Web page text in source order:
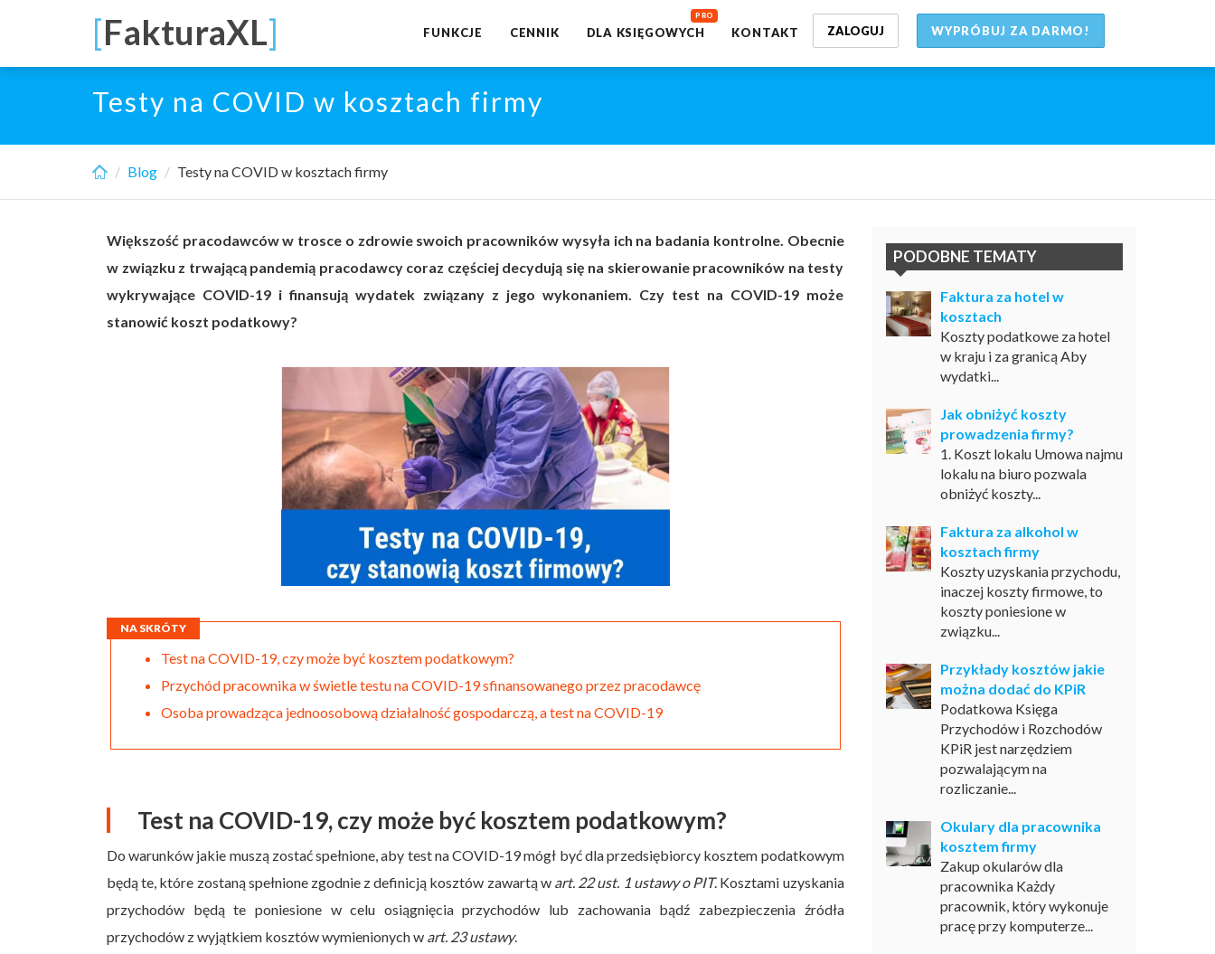
main
[FakturaXL] WYPRÓBUJ ZA DARMO!
ZALOGUJ
FUNKCJE CENNIK DLA KSIĘGOWYCH KONTAKT
Testy na COVID w kosztach firmy
Blog Testy na COVID w kosztach firmy
Większość pracodawców w trosce o zdrowie swoich pracowników wysyła ich na badania kontrolne. Obecnie
w związku z trwającą pandemią pracodawcy coraz częściej decydują się na skierowanie pracowników na testy
wykrywające COVID-19 i finansują wydatek związany z jego wykonaniem. Czy test na COVID-19 może
stanowić koszt podatkowy?
NA SKRÓTY
Test na COVID-19, czy może być kosztem podatkowym?
Przychód pracownika w świetle testu na COVID-19 sfinansowanego przez pracodawcę
Osoba prowadząca jednoosobową działalność gospodarczą, a test na COVID-19
Test na COVID-19, czy może być kosztem podatkowym?
Do warunków jakie muszą zostać spełnione, aby test na COVID-19 mógł być dla przedsiębiorcy kosztem podatkowym
będą te, które zostaną spełnione zgodnie z definicją kosztów zawartą w art. 22 ust. 1 ustawy o PIT. Kosztami uzyskania
przychodów będą te poniesione w celu osiągnięcia przychodów lub zachowania bądź zabezpieczenia źródła
przychodów z wyjątkiem kosztów wymienionych w art. 23 ustawy.
PODOBNE TEMATY
Faktura za hotel w
kosztach
Koszty podatkowe za hotel
w kraju i za granicą Aby
wydatki...
Jak obniżyć koszty
prowadzenia firmy?
1. Koszt lokalu Umowa najmu
lokalu na biuro pozwala
obniżyć koszty...
Faktura za alkohol w
kosztach firmy
Koszty uzyskania przychodu,
inaczej koszty firmowe, to
koszty poniesione w
związku...
Przykłady kosztów jakie
można dodać do KPiR
Podatkowa Księga
Przychodów i Rozchodów
KPiR jest narzędziem
pozwalającym na
rozliczanie...
Okulary dla pracownika
kosztem firmy
Zakup okularów dla
pracownika Każdy
pracownik, który wykonuje
pracę przy komputerze...